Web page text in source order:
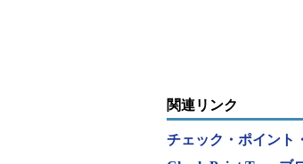
関連リンク
チェック・ポイント